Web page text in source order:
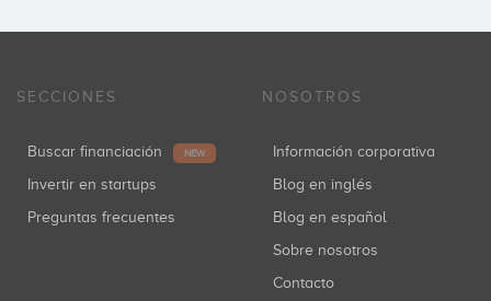
SECCIONES
Buscar financiación NEW
Invertir en startups
Preguntas frecuentes
NOSOTROS
Información corporativa
Blog en inglés
Blog en español
Sobre nosotros
Contacto